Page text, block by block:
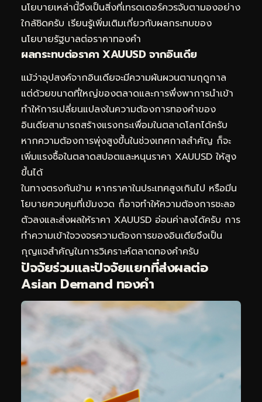
นโยบายเหล่านี้จึงเป็นสิ่งที่เทรดเดอร์ควรจับตามองอย่าง
ใกล้ชิดครับ เรียนรู้เพิ่มเติมเกี่ยวกับผลกระทบของ
นโยบายรัฐบาลต่อราคาทองคำ
ผลกระทบต่อราคา XAUUSD จากอินเดีย
แม้ว่าอุปสงค์จากอินเดียจะมีความผันผวนตามฤดูกาล
แต่ด้วยขนาดที่ใหญ่ของตลาดและการพึ่งพาการนำเข้า
ทำให้การเปลี่ยนแปลงในความต้องการทองคำของ
อินเดียสามารถสร้างแรงกระเพื่อมในตลาดโลกได้ครับ
หากความต้องการพุ่งสูงขึ้นในช่วงเทศกาลสำคัญ ก็จะ
เพิ่มแรงซื้อในตลาดสปอตและหนุนราคา XAUUSD ให้สูง
ขึ้นได้
ในทางตรงกันข้าม หากราคาในประเทศสูงเกินไป หรือมีน
โยบายควบคุมที่เข้มงวด ก็อาจทำให้ความต้องการชะลอ
ตัวลงและส่งผลให้ราคา XAUUSD อ่อนค่าลงได้ครับ การ
ทำความเข้าใจวงจรความต้องการของอินเดียจึงเป็น
กุญแจสำคัญในการวิเคราะห์ตลาดทองคำครับ
ปัจจัยร่วมและปัจจัยแยกที่ส่งผลต่อ
Asian Demand ทองคำ